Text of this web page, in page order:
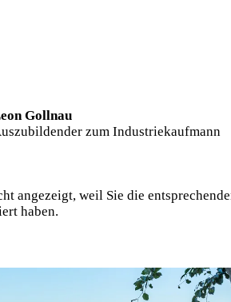
Gollnau
zum Industriekaufmann
angezeigt, weil Sie die
haben.